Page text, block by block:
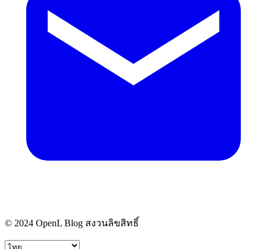
© 2024 OpenL Blog สงวนลิขสิทธิ์